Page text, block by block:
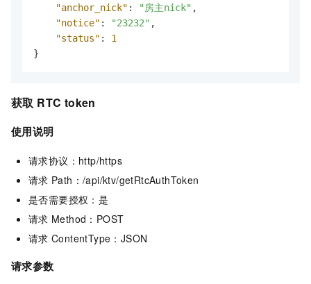
"anchor_nick" : "房主nick" ,
"notice" : "23232" ,
"status" :
1
}
获取 RTC token
使用说明
请求协议：http/https
请求 Path：/api/ktv/getRtcAuthToken
是否需要授权：是
请求 Method：POST
请求 ContentType：JSON
请求参数